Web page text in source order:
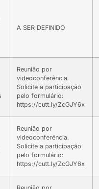
A SER DEFINIDO
Reunião por
videoconferência.
Solicite a participação
pelo formulário:
https://cutt.ly/ZcGJY6x
Reunião por
videoconferência.
Solicite a participação
pelo formulário:
https://cutt.ly/ZcGJY6x